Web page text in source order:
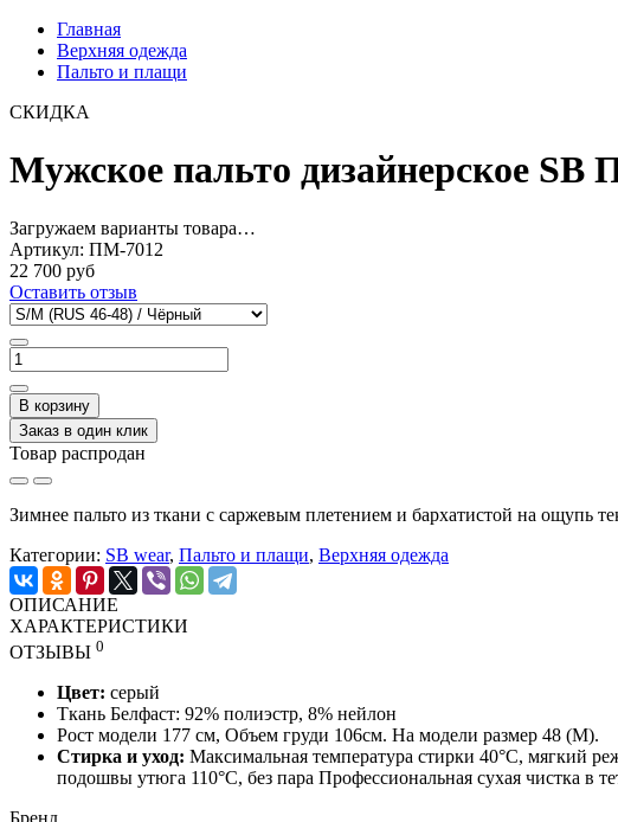
Главная
Верхняя одежда
Пальто и плащи
СКИДКА
Мужское пальто дизайнерское SB
Загружаем варианты товара…
Артикул: ПМ-7012
22 700 руб
Оставить отзыв
В корзину
Заказ в один клик
Товар распродан
Зимнее пальто из ткани с саржевым плетением и бархатистой на ощупь
Категории: SB wear, Пальто и плащи, Верхняя одежда
ОПИСАНИЕ
ХАРАКТЕРИСТИКИ
ОТЗЫВЫ 0
Цвет: серый
Ткань Белфаст: 92% полиэстр, 8% нейлон
Рост модели 177 см, Объем груди 106см. На модели размер 48 (М).
Стирка и уход: Максимальная температура стирки 40°C, мягкий
подошвы утюга 110°C, без пара Профессиональная сухая чистка в